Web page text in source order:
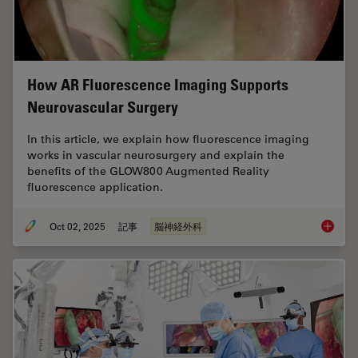
How AR Fluorescence Imaging Supports
Neurovascular Surgery
In this article, we explain how fluorescence imaging
works in vascular neurosurgery and explain the
benefits of the GLOW800 Augmented Reality
fluorescence application.
Oct 02, 2025 記事 脳神経外科 How